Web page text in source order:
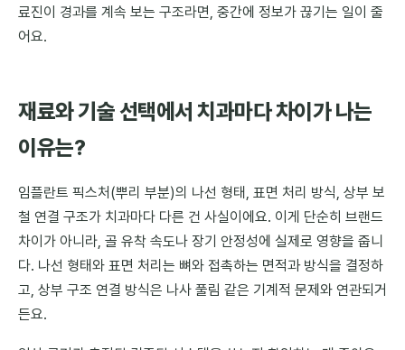
료진이 경과를 계속 보는 구조라면, 중간에 정보가 끊기는 일이 줄
어요.
재료와 기술 선택에서 치과마다 차이가 나는
이유는?
임플란트 픽스처(뿌리 부분)의 나선 형태, 표면 처리 방식, 상부 보
철 연결 구조가 치과마다 다른 건 사실이에요. 이게 단순히 브랜드
차이가 아니라, 골 유착 속도나 장기 안정성에 실제로 영향을 줍니
다. 나선 형태와 표면 처리는 뼈와 접촉하는 면적과 방식을 결정하
고, 상부 구조 연결 방식은 나사 풀림 같은 기계적 문제와 연관되거
든요.